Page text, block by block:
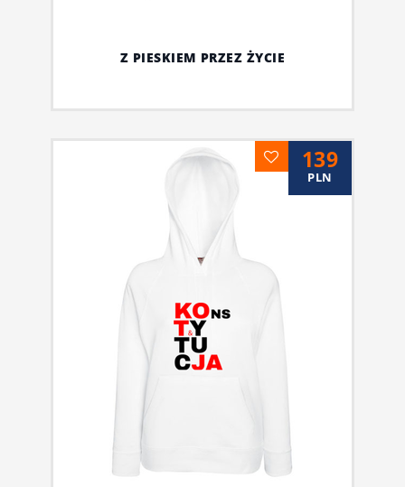
Z PIESKIEM PRZEZ ŻYCIE
139
PLN